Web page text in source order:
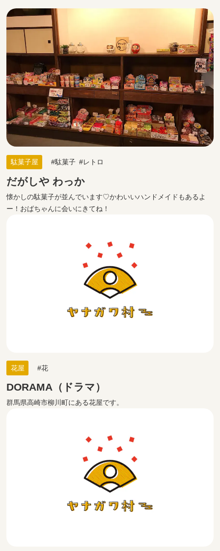
駄菓子屋 駄菓子 レトロ
だがしや わっか
懐かしの駄菓子が並んでいます♡かわいいハンドメイドもあるよ
ー！おばちゃんに会いにきてね！
花屋 花
DORAMA（ドラマ）
群馬県高崎市柳川町にある花屋です。